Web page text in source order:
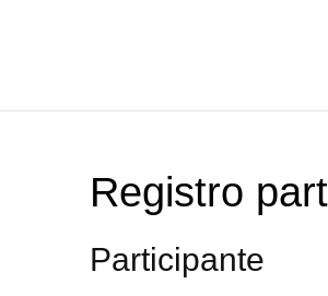
Registro
Participante